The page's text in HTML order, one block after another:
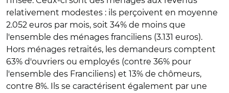
relativement modestes : ils perçoivent en moyenne
2.052 euros par mois, soit 34% de moins que
l'ensemble des ménages franciliens (3.131 euros).
Hors ménages retraités, les demandeurs comptent
63% d'ouvriers ou employés (contre 36% pour
l'ensemble des Franciliens) et 13% de chômeurs,
contre 8%. Ils se caractérisent également par une